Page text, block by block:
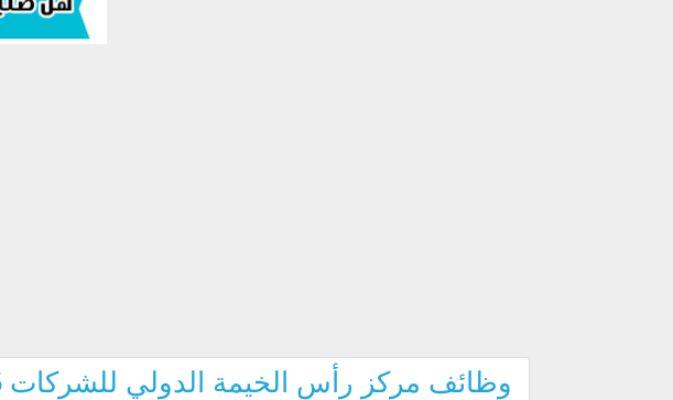
وظائف مركز رأس الخيمة الدولي للشركات 2025